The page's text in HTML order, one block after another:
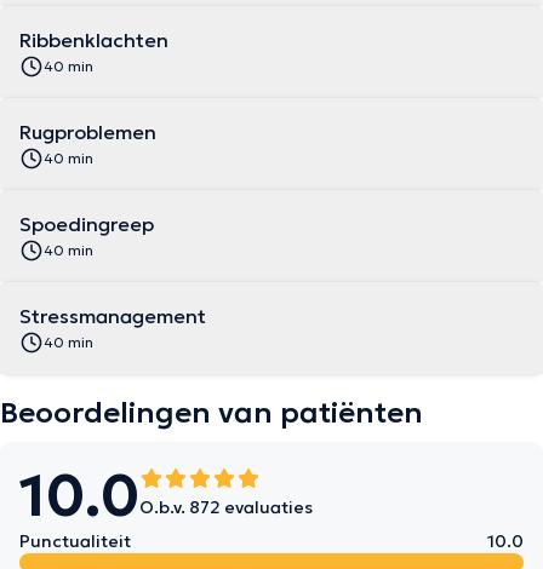
Ribbenklachten
40 min
Rugproblemen
40 min
Spoedingreep
40 min
Stressmanagement
40 min
Beoordelingen van patiënten
10.0O.b.v. 872 evaluaties
Punctualiteit
10.0